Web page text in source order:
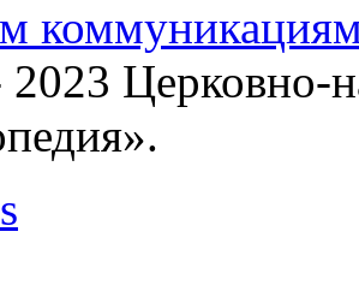
Церковно-